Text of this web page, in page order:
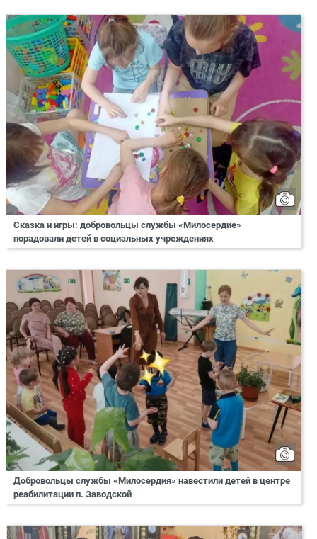
Сказка и игры: добровольцы службы «Милосердие»
порадовали детей в социальных учреждениях
Добровольцы службы «Милосердия» навестили детей в центре
реабилитации п. Заводской